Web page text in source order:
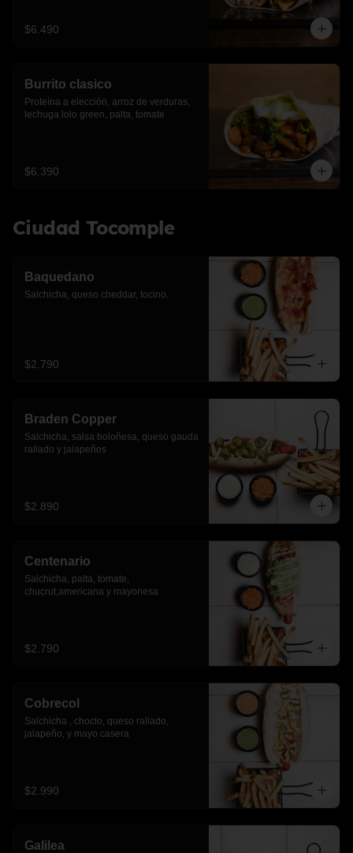
$6.490
Burrito clasico
Proteína a elección, arroz de verduras,
lechuga lolo green, palta, tomate
$6.390
Ciudad Tocomple
Baquedano
Salchicha, queso cheddar, tocino.
$2.790
Braden Copper
Salchicha, salsa boloñesa, queso gauda
rallado y jalapeños
$2.890
Centenario
Salchicha, palta, tomate,
chucrut,americana y mayonesa
$2.790
Cobrecol
Salchicha , choclo, queso rallado,
jalapeño, y mayo casera
$2.990
Galilea